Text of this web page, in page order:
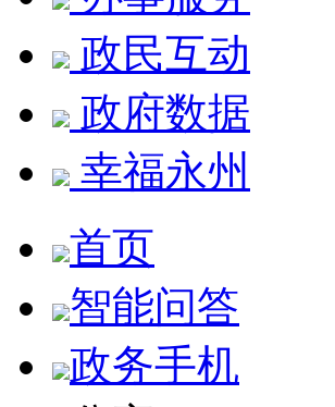
政民互动
政府数据
幸福永州
首页
智能问答
政务手机